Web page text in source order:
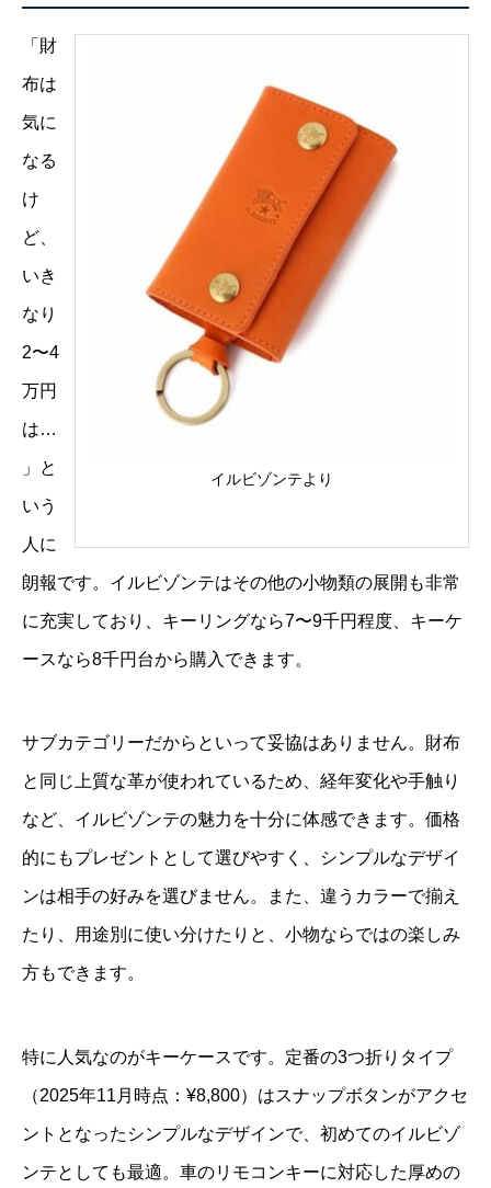
イルビゾンテより
「財
布は
気に
なる
け
ど、
いき
なり
2〜4
万円
は…
」と
いう
人に
朗報です。イルビゾンテはその他の小物類の展開も非常
に充実しており、キーリングなら7〜9千円程度、キーケ
ースなら8千円台から購入できます。
サブカテゴリーだからといって妥協はありません。財布
と同じ上質な革が使われているため、経年変化や手触り
など、イルビゾンテの魅力を十分に体感できます。価格
的にもプレゼントとして選びやすく、シンプルなデザイ
ンは相手の好みを選びません。また、違うカラーで揃え
たり、用途別に使い分けたりと、小物ならではの楽しみ
方もできます。
特に人気なのがキーケースです。定番の3つ折りタイプ
（2025年11月時点：¥8,800）はスナップボタンがアクセ
ントとなったシンプルなデザインで、初めてのイルビゾ
ンテとしても最適。車のリモコンキーに対応した厚めの